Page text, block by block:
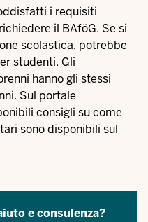
i requisiti
il BAföG. Se si
scolastica, potrebbe
studenti. Gli
hanno gli stessi
Sul portale
consigli su come
sono disponibili sul
e consulenza?